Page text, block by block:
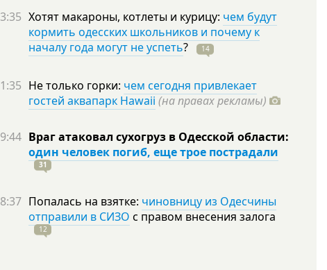
Хотят макароны, котлеты и курицу: чем будут
кормить одесских школьников и почему к
началу года могут не успеть? 14
Не только горки: чем сегодня привлекает
гостей аквапарк Hawaii (на правах рекламы)
Враг атаковал сухогруз в Одесской области:
один человек погиб, еще трое пострадали
31
Попалась на взятке: чиновницу из Одесчины
отправили в СИЗО с правом внесения залога
12